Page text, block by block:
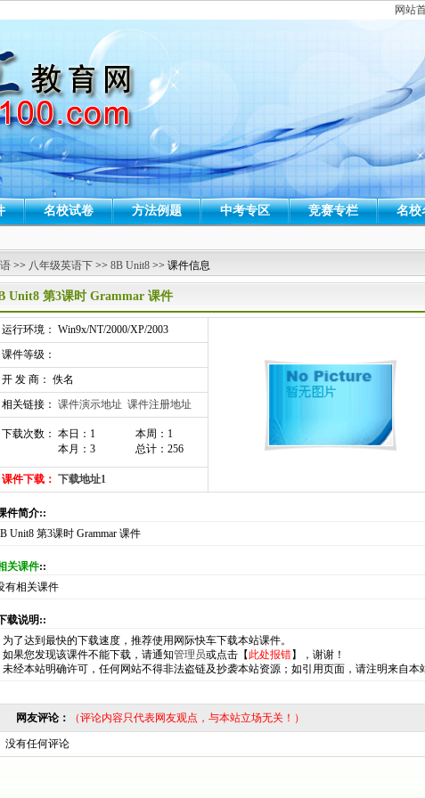
网站
名校试卷 方法例题 中考专区 竞赛专栏 名校
>> 八年级英语下 >> 8B Unit8 >> 课件信息
Unit8 第3课时 Grammar 课件
行环境： Win9x/NT/2000/XP/2003
件等级：
发 商： 佚名
关链接： 课件演示地址 课件注册地址
载次数： 本日：1
月：3
本周：1
总计：256
课件下载： 下载地址1
件简介::
Unit8 第3课时 Grammar 课件
关课件::
有相关课件
载说明::
为了达到最快的下载速度，推荐使用网际快车下载本站课件。
如果您发现该课件不能下载，请通知管理员或点击【 此处报错】，谢谢！
未经本站明确许可，任何网站不得非法盗链及抄袭本站资源；如引用页面，请注明来自本
网友评论： （评论内容只代表网友观点，与本站立场无关！）
没有任何评论